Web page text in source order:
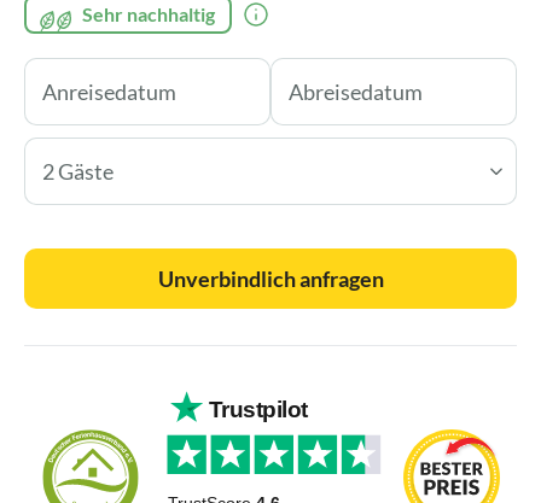
Sehr nachhaltig
2 Gäste
Unverbindlich anfragen